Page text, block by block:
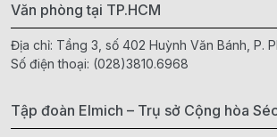
Văn phòng tại TP.HCM
Địa chỉ: Tầng 3, số 402 Huỳnh Văn Bánh, P.
Số điện thoại: (028)3810.6968
Tập đoàn Elmich – Trụ sở Cộng hòa